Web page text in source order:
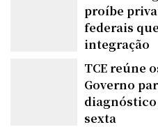
Senador
proíbe
federais
integração
TCE reúne
Governo
diagnóstico